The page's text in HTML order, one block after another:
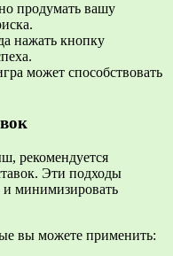
продумать вашу
нажать кнопку
может способствовать
рекомендуется
Эти подходы
и минимизировать
вы можете применить: